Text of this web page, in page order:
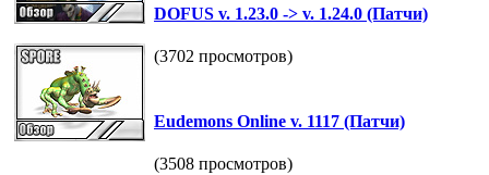
DOFUS v. 1.23.0 -> v. 1.24.0 (Патчи)
(3702 просмотров)
Eudemons Online v. 1117 (Патчи)
(3508 просмотров)